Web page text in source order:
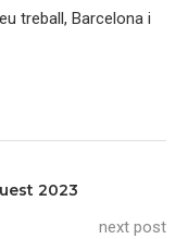
treball, Barcelona i
2023
next post